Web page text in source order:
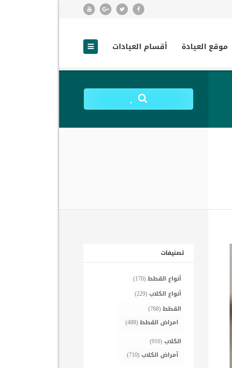
موقع العيادة أقسام العيادات
.
تصنيفات
أنواع القطط(170)
أنواع الكلاب(229)
القطط(768)
امراض القطط(488)
الكلاب(916)
أمراض الكلاب(710)